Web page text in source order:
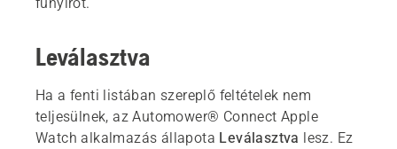
fűnyírót.
Leválasztva
Ha a fenti listában szereplő feltételek nem
teljesülnek, az Automower® Connect Apple
Watch alkalmazás állapota Leválasztva lesz. Ez